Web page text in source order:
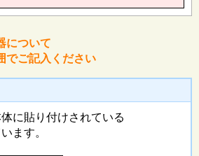
について
でご記入ください
に貼り付けされている
ます。